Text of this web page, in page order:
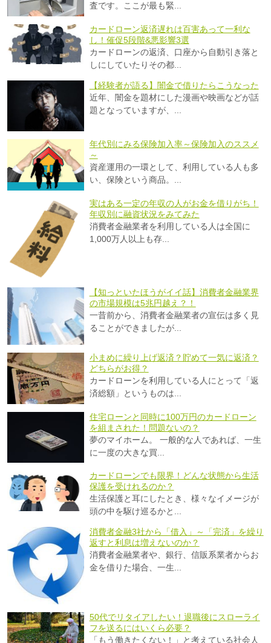
査です。ここが最も緊...
カードローン返済遅れは百害あって一利な
し！催促5段階&悪影響3選
カードローンの返済、口座から自動引き落と
しにしていたりその都...
【経験者が語る】闇金で借りたらこうなった
近年、闇金を題材にした漫画や映画などが話
題となっていますが、...
年代別にみる保険加入率～保険加入のススメ
～
資産運用の一環として、利用している人も多
い、保険という商品。...
実はある一定の年収の人がお金を借りがち！
年収別に融資状況をみてみた
消費者金融業者を利用している人は全国に
1,000万人以上も存...
【知っといたほうがイイ話】消費者金融業界
の市場規模は5兆円越え？！
一昔前から、消費者金融業者の宣伝は多く見
ることができましたが...
小まめに繰り上げ返済？貯めて一気に返済？
どちらがお得？
カードローンを利用している人にとって「返
済総額」というものは...
住宅ローンと同時に100万円のカードローン
を組まされた！問題ないの？
夢のマイホーム。 一般的な人であれば、一生
に一度の大きな買...
カードローンでも限界！どんな状態から生活
保護を受けれるのか？
生活保護と耳にしたとき、様々なイメージが
頭の中を駆け巡るかと...
消費者金融3社から「借入」～「完済」を繰り
返すと利息は増えないのか？
消費者金融業者や、銀行、信販系業者からお
金を借りた場合、一生...
50代でリタイアしたい！退職後にスローライ
フを送るにはいくら必要？
「もう働きたくない！」と考えている社会人